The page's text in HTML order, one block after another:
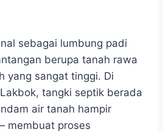
sebagai lumbung padi
berupa tanah rawa
yang sangat tinggi. Di
tangki septik berada
air tanah hampir
membuat proses